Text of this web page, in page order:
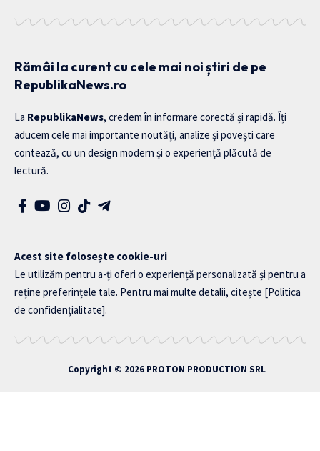
Rămâi la curent cu cele mai noi știri de pe
RepublikaNews.ro
La RepublikaNews, credem în informare corectă și rapidă. Îți
aducem cele mai importante noutăți, analize și povești care
contează, cu un design modern și o experiență plăcută de
lectură.
Acest site folosește cookie-uri
Le utilizăm pentru a-ți oferi o experiență personalizată și pentru a
reține preferințele tale. Pentru mai multe detalii, citește [Politica
de confidențialitate].
Copyright © 2026 PROTON PRODUCTION SRL